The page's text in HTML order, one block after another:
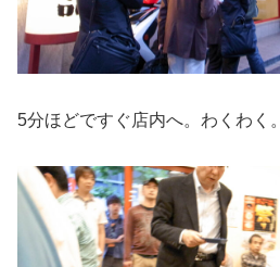
5分ほどですぐ店内へ。わくわく。